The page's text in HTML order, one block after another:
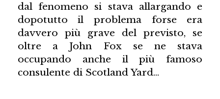
dal fenomeno si stava allargando e
dopotutto il problema forse era
davvero più grave del previsto, se
oltre a John Fox se ne stava
occupando anche il più famoso
consulente di Scotland Yard…